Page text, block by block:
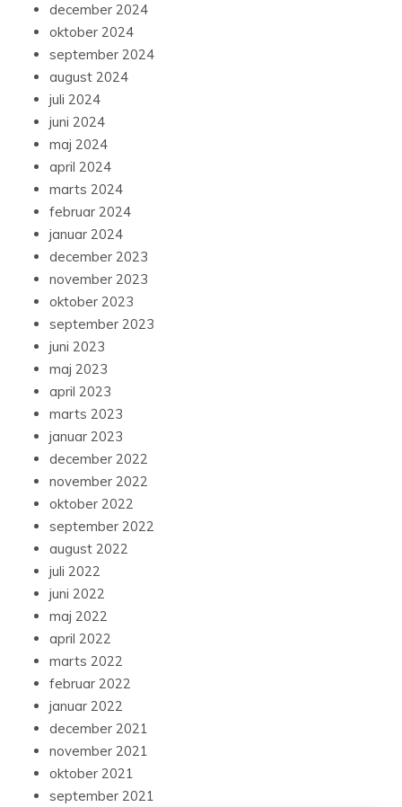
december 2024
oktober 2024
september 2024
august 2024
juli 2024
juni 2024
maj 2024
april 2024
marts 2024
februar 2024
januar 2024
december 2023
november 2023
oktober 2023
september 2023
juni 2023
maj 2023
april 2023
marts 2023
januar 2023
december 2022
november 2022
oktober 2022
september 2022
august 2022
juli 2022
juni 2022
maj 2022
april 2022
marts 2022
februar 2022
januar 2022
december 2021
november 2021
oktober 2021
september 2021